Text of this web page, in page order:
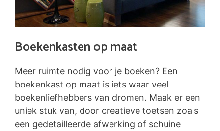
Boekenkasten op maat
Meer ruimte nodig voor je boeken? Een
boekenkast op maat is iets waar veel
boekenliefhebbers van dromen. Maak er een
uniek stuk van, door creatieve toetsen zoals
een gedetailleerde afwerking of schuine